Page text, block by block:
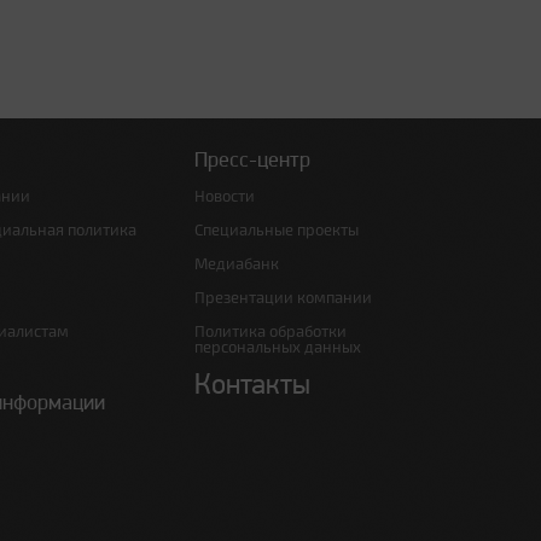
политика
Пресс-центр
Новости
Специальные проекты
Медиабанк
Презентации компании
Политика обработки
персональных данных
Контакты